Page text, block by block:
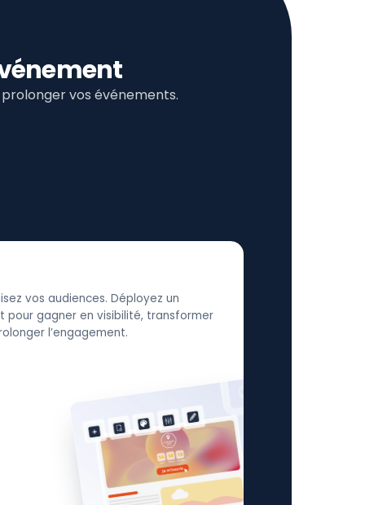
vos événements.
vos audiences. Déployez un
gagner en visibilité, transformer
l’engagement.